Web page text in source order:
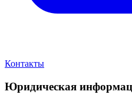
Контакты
Юридическая